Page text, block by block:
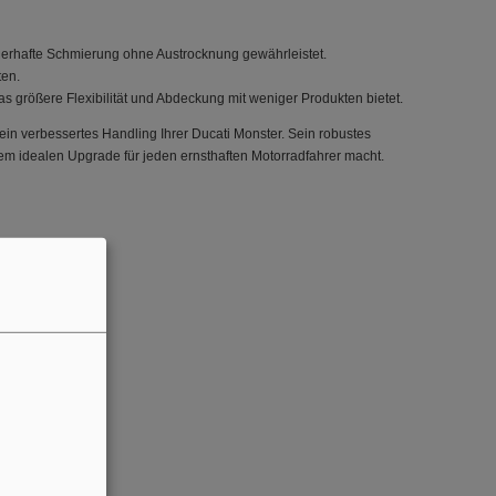
Schmierung ohne Austrocknung gewährleistet.
größere Flexibilität und Abdeckung mit weniger Produkten bietet.
verbessertes Handling Ihrer Ducati Monster. Sein robustes
idealen Upgrade für jeden ernsthaften Motorradfahrer macht.